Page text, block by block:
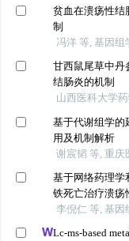
贫血在溃疡性结
制
冯洋 等, 基因组
甘西鼠尾草中丹
结肠炎的机制
山西医科大学
基于代谢组学的
用及机制解析
谢宸韬 等, 重庆
基于网络药理学
铁死亡治疗溃疡
李倪仁 等, 基因
Lc-ms-based